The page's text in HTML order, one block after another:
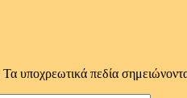
Τα υποχρεωτικά πεδία